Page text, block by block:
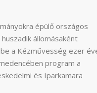
épülő országos
állomásaként
a Kézművesség ezer
program a
és Iparkamara